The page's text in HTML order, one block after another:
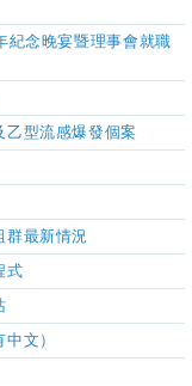
紀念晚宴暨理事會就職
乙型流感爆發個案
群最新情況
式
文）